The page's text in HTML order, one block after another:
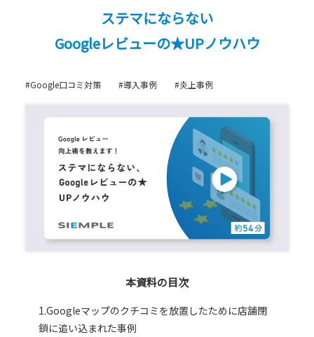
ステマにならない
Googleレビューの★UPノウハウ
#Google口コミ対策 #導入事例 #炎上事例
本資料の目次
1.Googleマップのクチコミを放置したために店舗閉
鎖に追い込まれた事例